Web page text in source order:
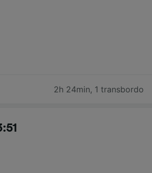
2h 24min, 1 transbordo